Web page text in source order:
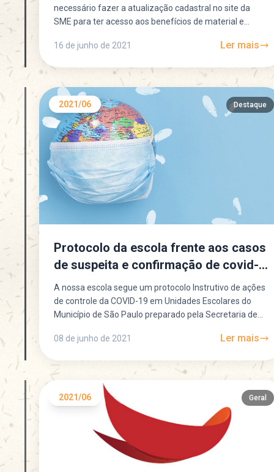
necessário fazer a atualização cadastral no site da
SME para ter acesso aos benefícios de material e...
16 de junho de 2021 Ler mais
2021/06 Destaque
Protocolo da escola frente aos casos
de suspeita e confirmação de covid-
19
A nossa escola segue um protocolo Instrutivo de ações
de controle da COVID-19 em Unidades Escolares do
Município de São Paulo preparado pela Secretaria de...
08 de junho de 2021 Ler mais
2021/06 Geral